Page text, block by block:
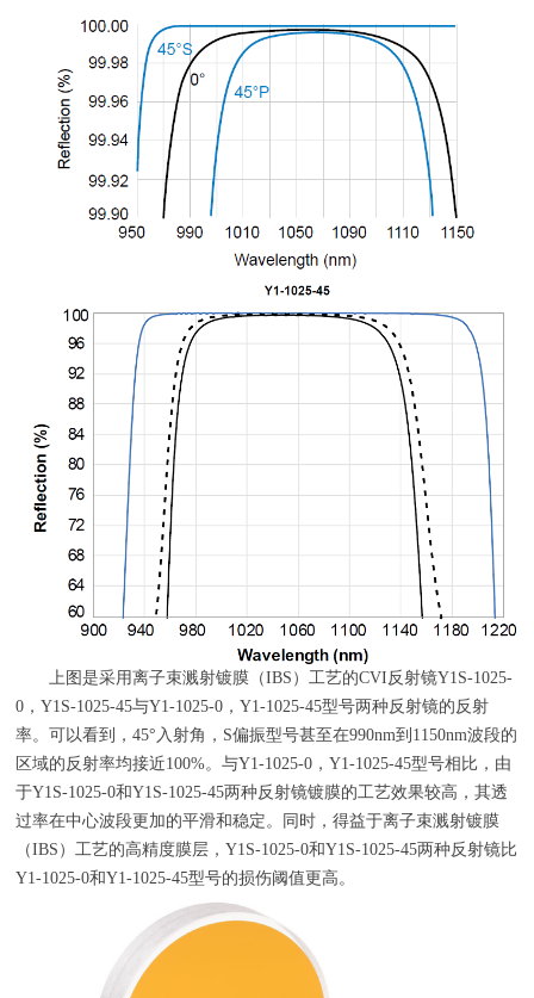
上图是采用离子束溅射镀膜（IBS ）工艺的CVI 反射镜Y1S-1025-
0 ，Y1S-1025-45与Y1-1025-0 ，Y1-1025-45型号两种反射镜的反射
率。可以看到，45°入射角， S偏振型号甚至在990nm到 1150nm波段的
区域的反射率均接近100%。与Y1-1025-0 ，Y1-1025-45型号相比，由
于Y1S-1025-0和Y1S-1025-45两种反射镜镀膜的工艺效果较高，其透
过率在中心波段更加的平滑和稳定。同时，得益于离子束溅射镀膜
（IBS ）工艺的高精度膜层，Y1S-1025-0和Y1S-1025-45两种反射镜比
Y1-1025-0和Y1-1025-45型号的损伤阈值更高。